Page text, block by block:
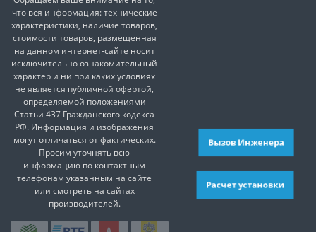
что вся информация: технические
характеристики, наличие товаров,
стоимости товаров, размещенная
на данном интернет-сайте носит
исключительно ознакомительный
характер и ни при каких условиях
не является публичной офертой,
определяемой положениями
Статьи 437 Гражданского кодекса
РФ. Информация и изображения
могут отличаться от фактических.
Просим уточнять всю
информацию по контактным
телефонам указанным на сайте
или смотреть на сайтах
производителей.
Расчет установки
Вызов Инженера